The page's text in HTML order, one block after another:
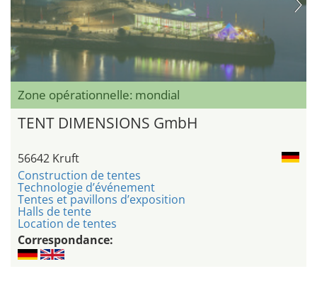
Zone opérationnelle: mondial
TENT DIMENSIONS GmbH
56642 Kruft
Construction de tentes
Technologie d’événement
Tentes et pavillons d’exposition
Halls de tente
Location de tentes
Correspondance: